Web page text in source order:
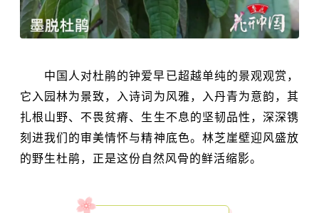
中国人对杜鹃的钟爱早已超越单纯的景观观赏，
它入园林为景致，入诗词为风雅，入丹青为意韵，其
扎根山野、不畏贫瘠、生生不息的坚韧品性，深深镌
刻进我们的审美情怀与精神底色。林芝崖壁迎风盛放
的野生杜鹃，正是这份自然风骨的鲜活缩影。